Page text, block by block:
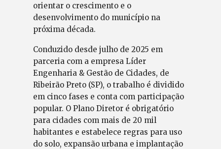
orientar o crescimento e o
desenvolvimento do município na
próxima década.
Conduzido desde julho de 2025 em
parceria com a empresa Líder
Engenharia & Gestão de Cidades, de
Ribeirão Preto (SP), o trabalho é dividido
em cinco fases e conta com participação
popular. O Plano Diretor é obrigatório
para cidades com mais de 20 mil
habitantes e estabelece regras para uso
do solo, expansão urbana e implantação